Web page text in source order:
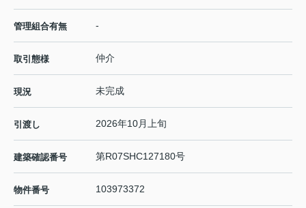
管理組合有無 -
取引態様 仲介
現況 未完成
引渡し 2026年10月上旬
建築確認番号 第R07SHC127180号
物件番号 103973372